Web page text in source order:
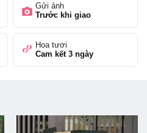
Gửi ảnh
Trước khi giao
Hoa tươi
Cam kết 3 ngày